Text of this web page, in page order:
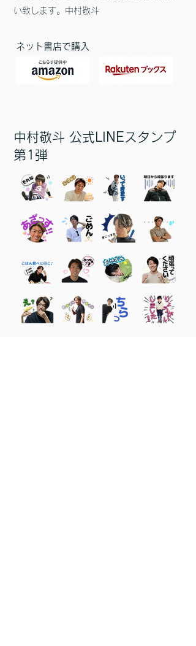
い致します。中村敬斗
ネット書店で購入
中村敬斗 公式LINEスタンプ
第1弾